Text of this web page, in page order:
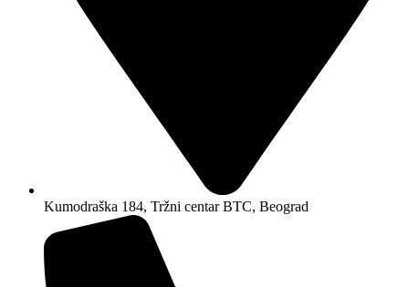
Kumodraška 184, Tržni centar BTC, Beograd